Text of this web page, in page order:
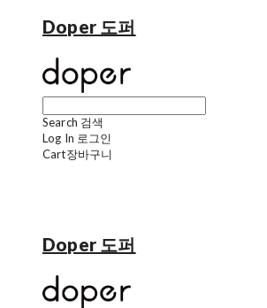
Doper 도퍼
Search 검색
Log In 로그인
Cart장바구니
Doper 도퍼